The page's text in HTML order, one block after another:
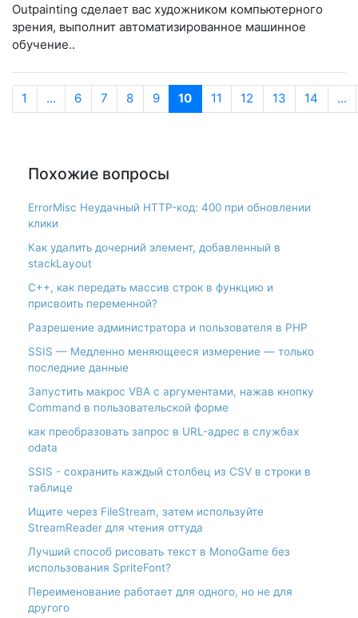
Outpainting сделает вас художником компьютерного
зрения, выполнит автоматизированное машинное
обучение..
1 ... 6 7 8 9 10 11 12 13 14 ...
Похожие вопросы
ErrorMisc Неудачный HTTP-код: 400 при обновлении
клики
Как удалить дочерний элемент, добавленный в
stackLayout
С++, как передать массив строк в функцию и
присвоить переменной?
Разрешение администратора и пользователя в PHP
SSIS — Медленно меняющееся измерение — только
последние данные
Запустить макрос VBA с аргументами, нажав кнопку
Command в пользовательской форме
как преобразовать запрос в URL-адрес в службах
odata
SSIS - сохранить каждый столбец из CSV в строки в
таблице
Ищите через FileStream, затем используйте
StreamReader для чтения оттуда
Лучший способ рисовать текст в MonoGame без
использования SpriteFont?
Переименование работает для одного, но не для
другого